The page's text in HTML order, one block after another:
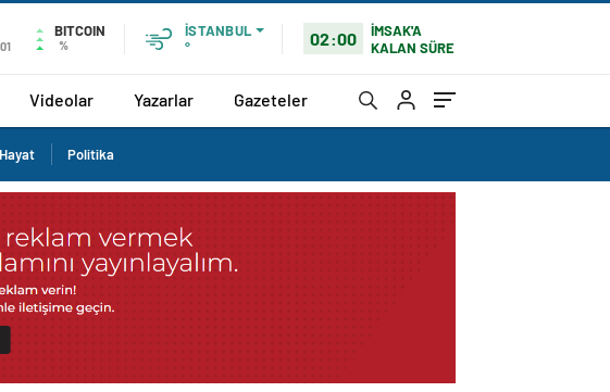
BITCOIN
%
İSTANBUL
°
02:00
İMSAK'A
KALAN SÜRE
Videolar Yazarlar Gazeteler
Hayat Politika